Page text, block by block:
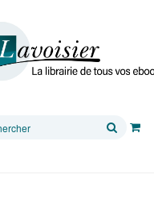
Rechercher